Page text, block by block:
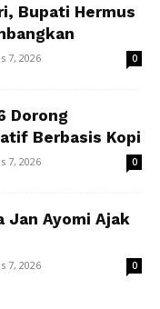
Bupati Hermus
7, 2026 0
Dorong
Berbasis Kopi
7, 2026 0
Jan Ayomi Ajak
7, 2026 0